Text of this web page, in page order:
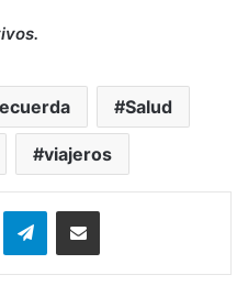
Salud
viajeros
TelegramCompartir por correo electrónico